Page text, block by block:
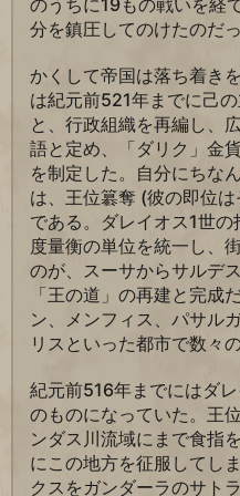
のうちに19もの戦いを経
分を鎮圧してのけたのだっ
かくして帝国は落ち着き
は紀元前521年までに己
と、行政組織を再編し、
語と定め、「ダリク」金
を制定した。自分にちな
は、王位簒奪 (彼の即位
である。ダレイオス1世
度量衡の単位を統一し、
のが、スーサからサルデ
「王の道」の再建と完成
ン、メンフィス、パサル
リスといった都市で数々
紀元前516年までにはダ
のものになっていた。王
ンダス川流域にまで食指
にこの地方を征服してし
クスをガンダーラのサト